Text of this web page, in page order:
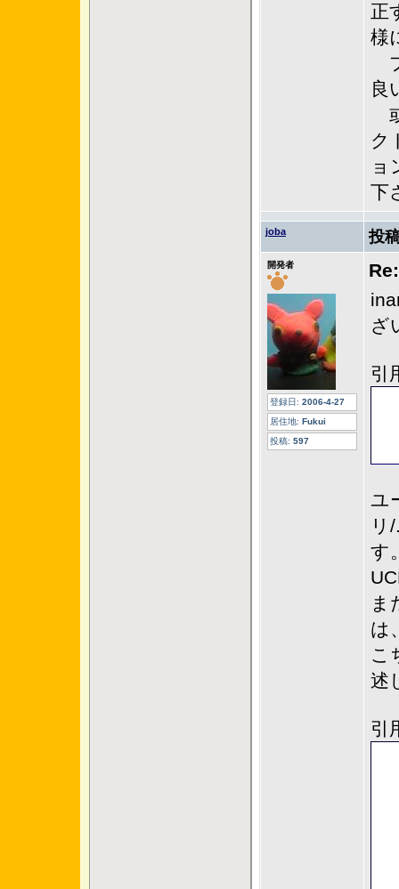
正
様
良
ク
ョ
下
joba 投
開発者
登録日: 2006-4-27
居住地: Fukui
投稿: 597
ざ
引
ユ
リ
す
ま
は
こ
述
引